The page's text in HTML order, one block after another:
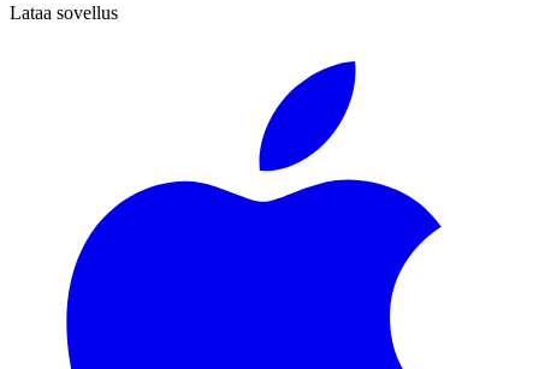
Lataa sovellus